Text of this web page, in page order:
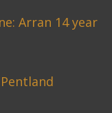
Arran 14 year